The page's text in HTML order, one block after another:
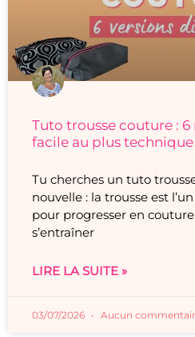
Tuto trousse couture :
facile au plus technique
Tu cherches un tuto
nouvelle : la trousse est
pour progresser en
s’entraîner
LIRE LA SUITE »
03/07/2026 Aucun